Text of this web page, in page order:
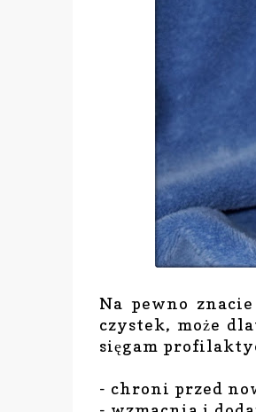
Na pewno
czystek, może
sięgam
- chroni przed